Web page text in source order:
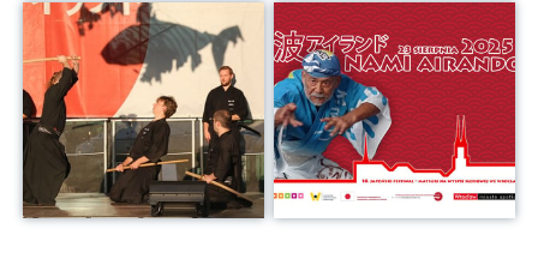
Kliknij, aby powiększyć Kliknij, aby powiększyć